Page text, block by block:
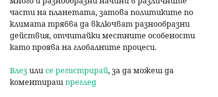
части на планетата, затова политиките по
климата трябва да включват разнообразни
действия, отчитайки местните особености
като проява на глобалните процеси.
Влезили се регистрирай, за да можеш да
коментирашпреглед